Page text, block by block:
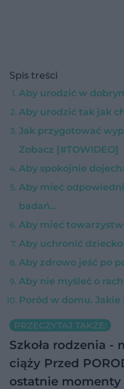
Spis treści
Aby urodzić w
Aby urodzić tak jak
Jak przygotować
Zobacz [#TOWIDEO]
Aby spokojnie
Aby mieć
badań…
Aby mieć
Aby uchronić
Aby zdrowo jeść po
Aby nie myśleć o
Poród w domu. Jakie
PRZECZYTAJ TAKŻE:
Szkoła rodzenia -
ciąży Przed
ostatnie momenty